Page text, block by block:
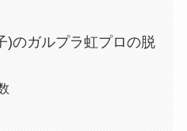
)のガルプラ虹プロの脱